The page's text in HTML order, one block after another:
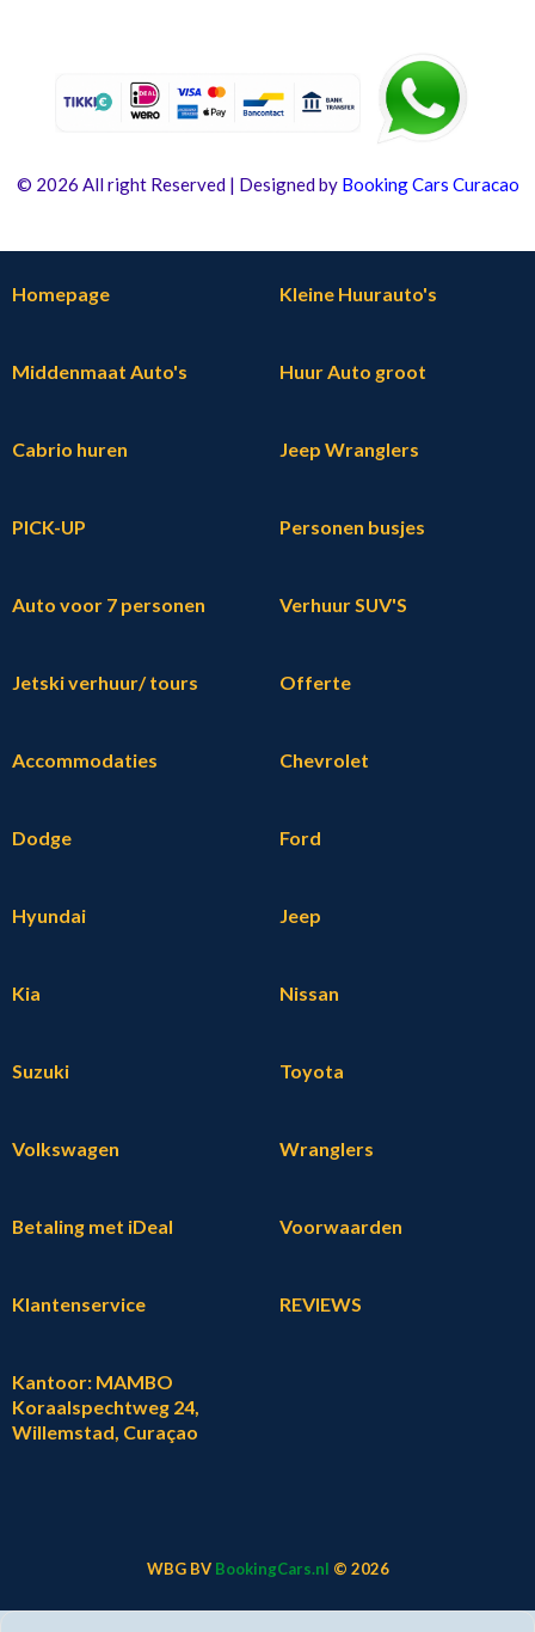
© 2026 All right Reserved | Designed by Booking Cars Curacao
Homepage Kleine Huurauto's
Middenmaat Auto's Huur Auto groot
Cabrio huren Jeep Wranglers
PICK-UP Personen busjes
Auto voor 7 personen Verhuur SUV'S
Jetski verhuur/ tours Offerte
Accommodaties Chevrolet
Dodge Ford
Hyundai Jeep
Kia Nissan
Suzuki Toyota
Volkswagen Wranglers
Betaling met iDeal Voorwaarden
Klantenservice REVIEWS
Kantoor: MAMBO
Koraalspechtweg 24,
Willemstad, Curaçao
WBG BV BookingCars.nl © 2026